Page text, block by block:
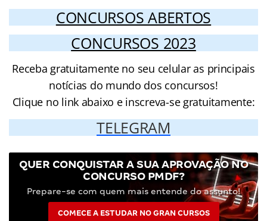
CONCURSOS ABERTOS
CONCURSOS 2023
Receba gratuitamente no seu celular as principais
notícias do mundo dos concursos!
Clique no link abaixo e inscreva-se gratuitamente:
TELEGRAM
QUER CONQUISTAR A SUA APROVAÇÃO NO
CONCURSO PMDF?
Prepare-se com quem mais entende do assunto!
COMECE A ESTUDAR NO GRAN CURSOS